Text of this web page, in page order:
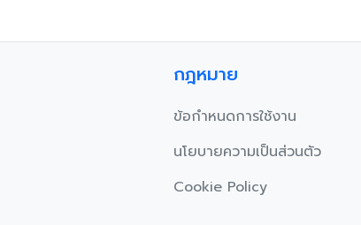
กฎหมาย
ข้อกำหนดการใช้งาน
นโยบายความเป็นส่วนตัว
Cookie Policy